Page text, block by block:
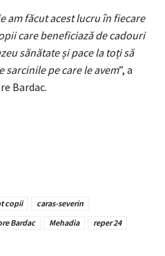
am făcut acest lucru în fiecare
care beneficiază de cadouri
sănătate și pace la toți să
sarcinile pe care le avem”, a
Bardac.
copii
caras-severin
Bardac Mehadia
reper 24